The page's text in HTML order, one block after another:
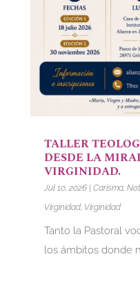
TALLER
DESDE LA
VIRGINIDAD.
Jul 10, 2026| Carisma,
Virginidad, Virginidad
Tanto la Pastoral
los ámbitos donde